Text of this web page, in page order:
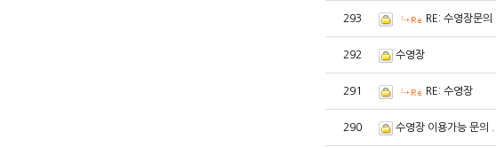
293 RE: 수영장문의
292 수영장
291 RE: 수영장
290 수영장 이용가능 문의